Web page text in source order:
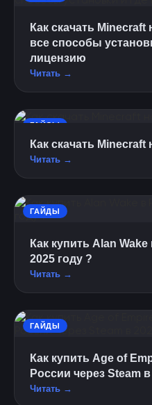
Как скачать Minecraft
все способы
лицензию
Читать →
ГАЙДЫ
Как скачать Minecraft
Читать →
ГАЙДЫ
Как купить Alan
2025 году ?
Читать →
ГАЙДЫ
Как купить Age of
России через Steam
Читать →